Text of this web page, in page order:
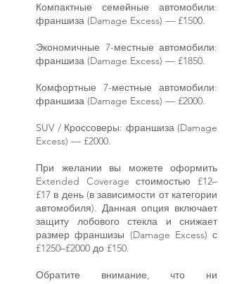
Компактные семейные автомобили:
франшиза (Damage Excess) — £1500.
Экономичные 7-местные автомобили:
франшиза (Damage Excess) — £1850.
Комфортные 7-местные автомобили:
франшиза (Damage Excess) — £2000.
SUV / Кроссоверы: франшиза (Damage
Excess) — £2000.
При желании вы можете оформить
Extended Coverage стоимостью £12–
£17 в день (в зависимости от категории
автомобиля). Данная опция включает
защиту лобового стекла и снижает
размер франшизы (Damage Excess) с
£1250–£2000 до £150.
Обратите внимание, что ни